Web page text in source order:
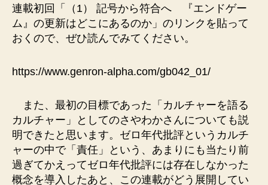
連載初回「（1） 記号から符合へ 『エンドゲー
ム』の更新はどこにあるのか」のリンクを貼って
おくので、ぜひ読んでみてください。
https://www.genron-alpha.com/gb042_01/
また、最初の目標であった「カルチャーを語る
カルチャー」としてのさやわかさんについても説
明できたと思います。ゼロ年代批評というカルチ
ャーの中で「責任」という、あまりにも当たり前
過ぎてかえってゼロ年代批評には存在しなかった
概念を導入したあと、この連載がどう展開してい